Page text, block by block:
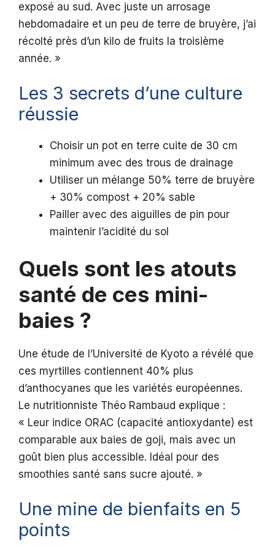
exposé au sud. Avec juste un arrosage
hebdomadaire et un peu de terre de bruyère, j’ai
récolté près d’un kilo de fruits la troisième
année. »
Les 3 secrets d’une culture
réussie
Choisir un pot en terre cuite de 30 cm
minimum avec des trous de drainage
Utiliser un mélange 50% terre de bruyère
+ 30% compost + 20% sable
Pailler avec des aiguilles de pin pour
maintenir l’acidité du sol
Quels sont les atouts
santé de ces mini-
baies ?
Une étude de l’Université de Kyoto a révélé que
ces myrtilles contiennent 40% plus
d’anthocyanes que les variétés européennes.
Le nutritionniste Théo Rambaud explique :
« Leur indice ORAC (capacité antioxydante) est
comparable aux baies de goji, mais avec un
goût bien plus accessible. Idéal pour des
smoothies santé sans sucre ajouté. »
Une mine de bienfaits en 5
points